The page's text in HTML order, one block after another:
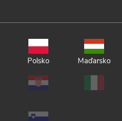
Polsko Maďarsko